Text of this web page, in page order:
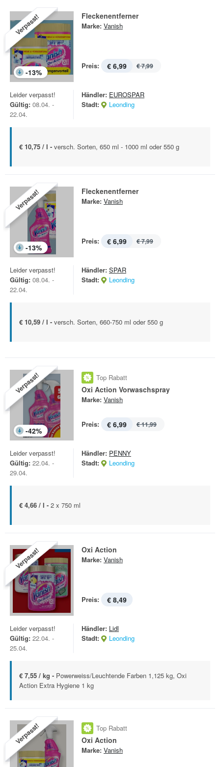
Verpasst!
-13%
Fleckenentferner
Marke: Vanish
Preis: € 6,99 € 7,99
Leider verpasst!
Gültig: 08.04. -
22.04.
Händler: EUROSPAR
Stadt:
Leonding
€ 10,75 / l - versch. Sorten, 650 ml - 1000 ml oder 550 g
Verpasst!
-13%
Fleckenentferner
Marke: Vanish
Preis: € 6,99 € 7,99
Leider verpasst!
Gültig: 08.04. -
22.04.
Händler: SPAR
Stadt:
Leonding
€ 10,59 / l - versch. Sorten, 660-750 ml oder 550 g
Verpasst!
-42%
Top Rabatt
Oxi Action Vorwaschspray
Marke: Vanish
Preis: € 6,99 € 11,99
Leider verpasst!
Gültig: 22.04. -
29.04.
Händler: PENNY
Stadt:
Leonding
€ 4,66 / l - 2 x 750 ml
Verpasst! Oxi Action
Marke: Vanish
Preis: € 8,49
Leider verpasst!
Gültig: 22.04. -
25.04.
Händler: Lidl
Stadt:
Leonding
€ 7,55 / kg - Powerweiss/Leuchtende Farben 1,125 kg, Oxi
Action Extra Hygiene 1 kg
Verpasst! Top Rabatt
Oxi Action
Marke: Vanish